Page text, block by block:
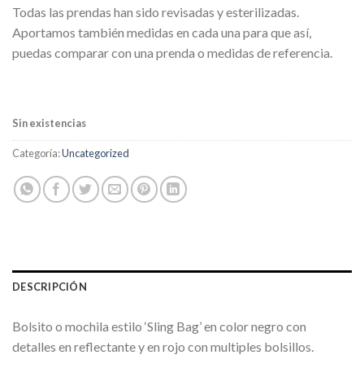
Todas las prendas han sido revisadas y esterilizadas.
Aportamos también medidas en cada una para que así,
puedas comparar con una prenda o medidas de referencia.
Sin existencias
Categoría:Uncategorized
DESCRIPCIÓN
Bolsito o mochila estilo ‘Sling Bag’ en color negro con
detalles en reflectante y en rojo con multiples bolsillos.